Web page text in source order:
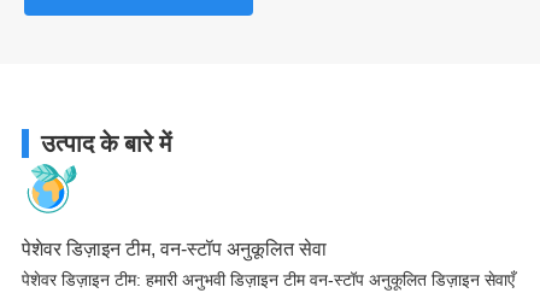
उत्पाद के बारे में
पेशेवर डिज़ाइन टीम, वन-स्टॉप अनुकूलित सेवा
पेशेवर डिज़ाइन टीम: हमारी अनुभवी डिज़ाइन टीम वन-स्टॉप अनुकूलित डिज़ाइन सेवाएँ